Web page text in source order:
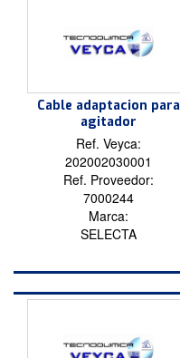
Cable adaptacion para
agitador
Ref. Veyca:
202002030001
Ref. Proveedor:
7000244
Marca:
SELECTA